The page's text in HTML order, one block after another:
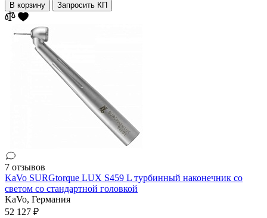
В корзину Запросить КП
7 отзывов
KaVo SURGtorque LUX S459 L турбинный наконечник со
светом со стандартной головкой
KaVo, Германия
52 127 ₽